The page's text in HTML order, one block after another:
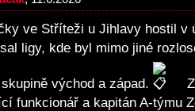
ve Stříteži u Jihlavy hostil v
ligy, kde byl mimo jiné
východ a západ.
funkcionář a kapitán A-týmu